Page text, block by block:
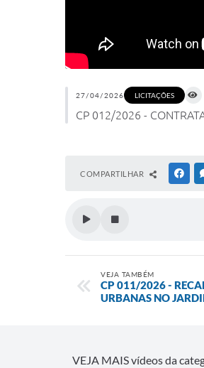
27/04/2026 LICITAÇÕES
CP 012/2026 -
COMPARTILHAR
VEJA TAMBÉM
CP 011/2026 -
URBANAS NO
VEJA MAIS vídeos da